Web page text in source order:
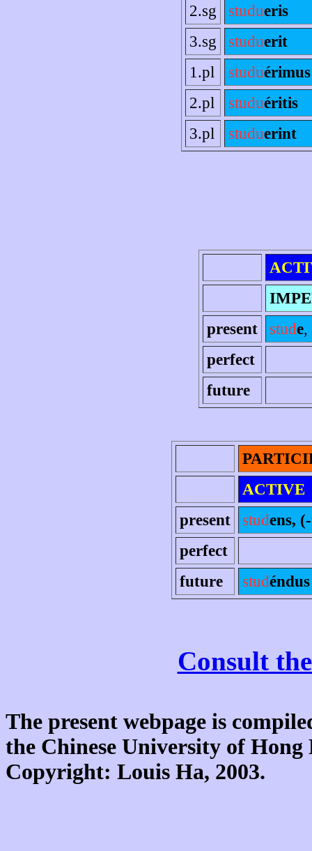
2.sg
studueris
3.sg
studuerit
1.pl
studuérimus
2.pl
studuéritis
3.pl
studuerint
present
stude,
perfect
future
ACTIVE
present
studens,
perfect
future
stud
Consult
The present webpage is
the Chinese University of
Copyright: Louis Ha, 2003.